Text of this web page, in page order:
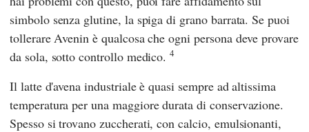
simbolo senza glutine, la spiga di grano barrata. Se puoi
tollerare Avenin è qualcosa che ogni persona deve provare
da sola, sotto controllo medico.4
Il latte d'avena industriale è quasi sempre ad altissima
temperatura per una maggiore durata di conservazione.
Spesso si trovano zuccherati, con calcio, emulsionanti,